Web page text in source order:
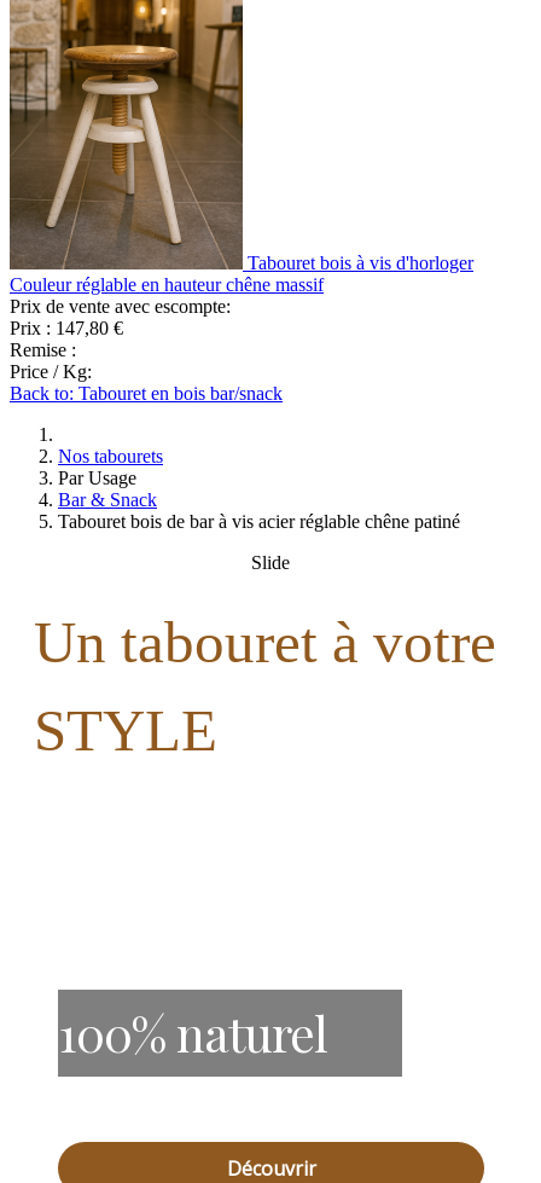
Tabouret bois à vis d'horloger
Couleur réglable en hauteur chêne massif
Prix de vente avec escompte:
Prix : 147,80 €
Remise :
Price / Kg:
Back to: Tabouret en bois bar/snack
Nos tabourets
Par Usage
Bar & Snack
Tabouret bois de bar à vis acier réglable chêne patiné
Slide
Un tabouret à votre
STYLE
100% naturel
Découvrir